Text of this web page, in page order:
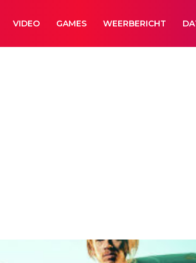
VIDEO GAMES WEERBERICHT